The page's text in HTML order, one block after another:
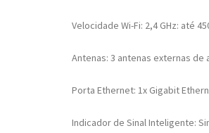
Velocidade Wi-Fi: 2,4 GHz: até
Antenas: 3 antenas externas de
Porta Ethernet: 1x Gigabit
Indicador de Sinal Inteligente: